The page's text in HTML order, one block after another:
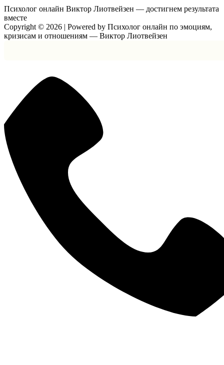
Психолог онлайн Виктор Лиотвейзен — достигнем результата
вместе
Copyright © 2026 | Powered by Психолог онлайн по эмоциям,
кризисам и отношениям — Виктор Лиотвейзен